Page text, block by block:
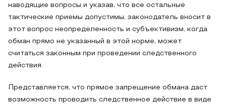
наводящие вопросы и указав, что все остальные
тактические приемы допустимы, законодатель вносит в
этот вопрос неопределенность и субъективизм, когда
обман прямо не указанный в этой норме, может
считаться законным при проведении следственного
действия.
Представляется, что прямое запрещение обмана даст
возможность проводить следственное действие в виде